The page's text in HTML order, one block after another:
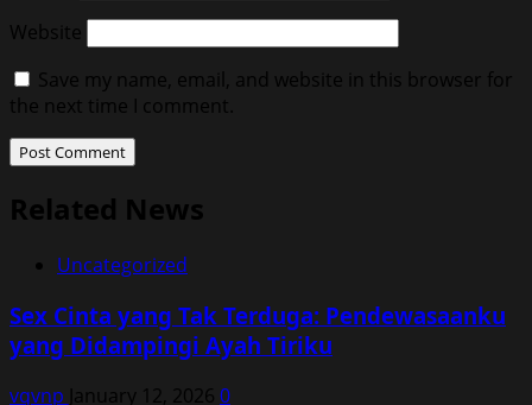
Website
Save my name, email, and website in this browser for
the next time I comment.
Related News
Uncategorized
Sex Cinta yang Tak Terduga: Pendewasaanku
yang Didampingi Ayah Tiriku
vqvnp January 12, 2026 0